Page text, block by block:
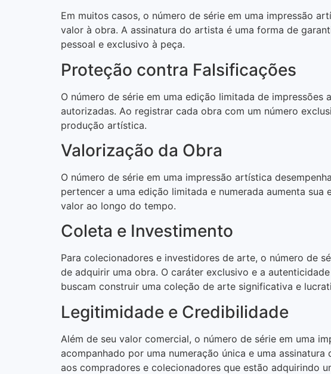
Em muitos casos, o número de série em uma impressão
valor à obra. A assinatura do artista é uma forma de
pessoal e exclusivo à peça.
Proteção contra Falsificações
O número de série em uma edição limitada de
autorizadas. Ao registrar cada obra com um número
produção artística.
Valorização da Obra
O número de série em uma impressão artística
pertencer a uma edição limitada e numerada aumenta
valor ao longo do tempo.
Coleta e Investimento
Para colecionadores e investidores de arte, o número de
de adquirir uma obra. O caráter exclusivo e a
buscam construir uma coleção de arte significativa e
Legitimidade e Credibilidade
Além de seu valor comercial, o número de série em uma
acompanhado por uma numeração única e uma
aos compradores e colecionadores que estão adquirindo